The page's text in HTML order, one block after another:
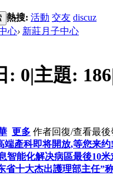
熱搜: 活動 交友 discuz
心› 新莊月子中心
: 0|主題: 186
更多 作者回復/查看最後
端產科即将開放,等您来约!
智能化解决病區最後10米
省十大杰出護理部主任”